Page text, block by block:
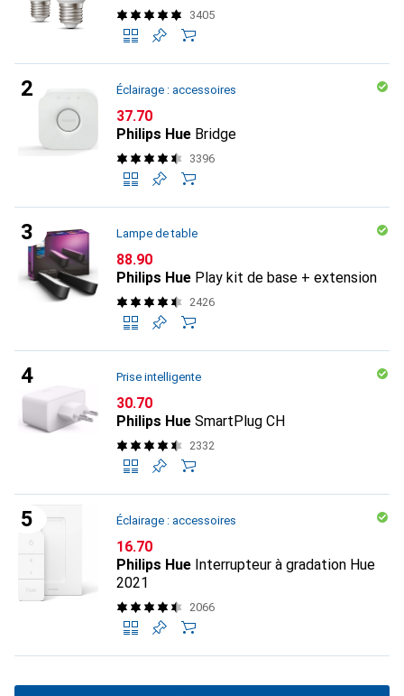
3405
Éclairage : accessoires
CHF
37.70
Philips Hue Bridge
3396
Lampe de table
CHF
88.90
Philips Hue Play kit de base + extension
2426
Prise intelligente
CHF
30.70
Philips Hue SmartPlug CH
2332
Éclairage : accessoires
CHF
16.70
Philips Hue Interrupteur à gradation Hue
2021
2066